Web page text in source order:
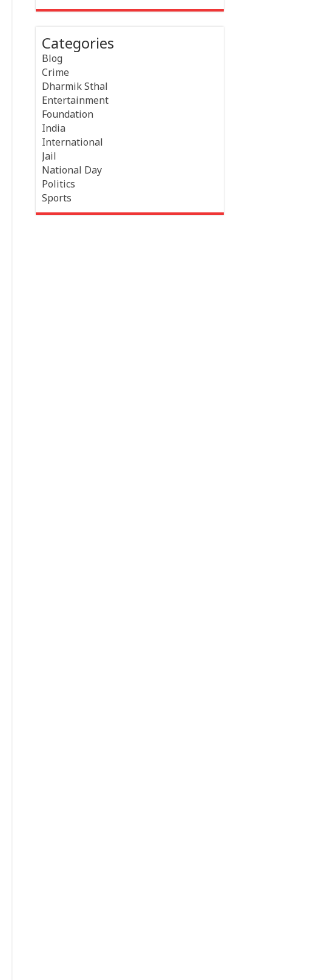
Categories
Blog
Crime
Dharmik Sthal
Entertainment
Foundation
India
International
Jail
National Day
Politics
Sports